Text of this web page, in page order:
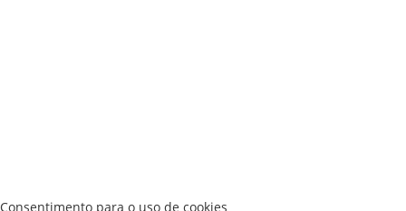
Consentimento para o uso de cookies